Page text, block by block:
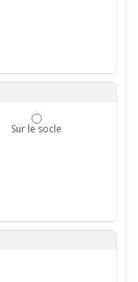
Sur le socle